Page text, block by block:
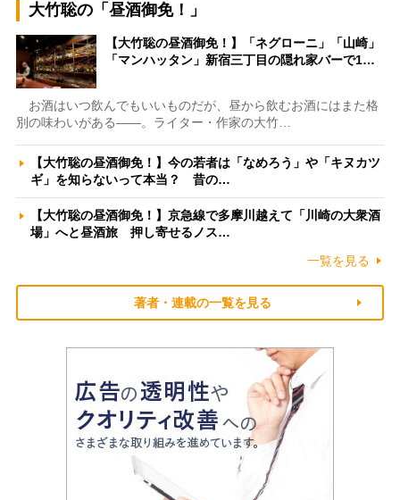
大竹聡の「昼酒御免！」
【大竹聡の昼酒御免！】「ネグローニ」「山崎」
「マンハッタン」新宿三丁目の隠れ家バーで1…
お酒はいつ飲んでもいいものだが、昼から飲むお酒にはまた格
別の味わいがある――。ライター・作家の大竹…
【大竹聡の昼酒御免！】今の若者は「なめろう」や「キヌカツ
ギ」を知らないって本当？ 昔の…
【大竹聡の昼酒御免！】京急線で多摩川越えて「川崎の大衆酒
場」へと昼酒旅 押し寄せるノス…
一覧を見る
著者・連載の一覧を見る